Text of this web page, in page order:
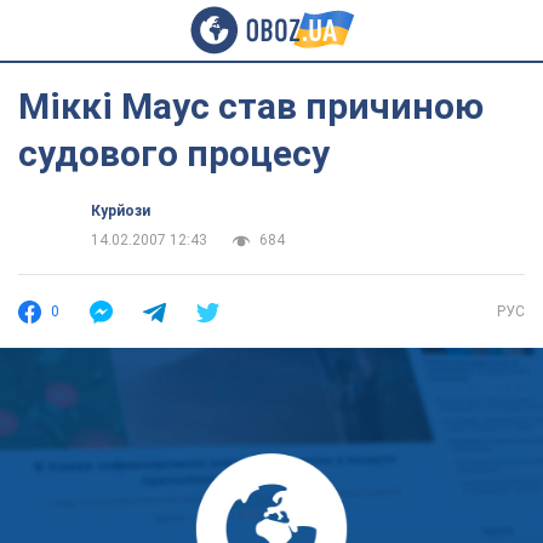
Міккі Маус став причиною
судового процесу
Курйози
14.02.2007 12:43
684
0 РУС